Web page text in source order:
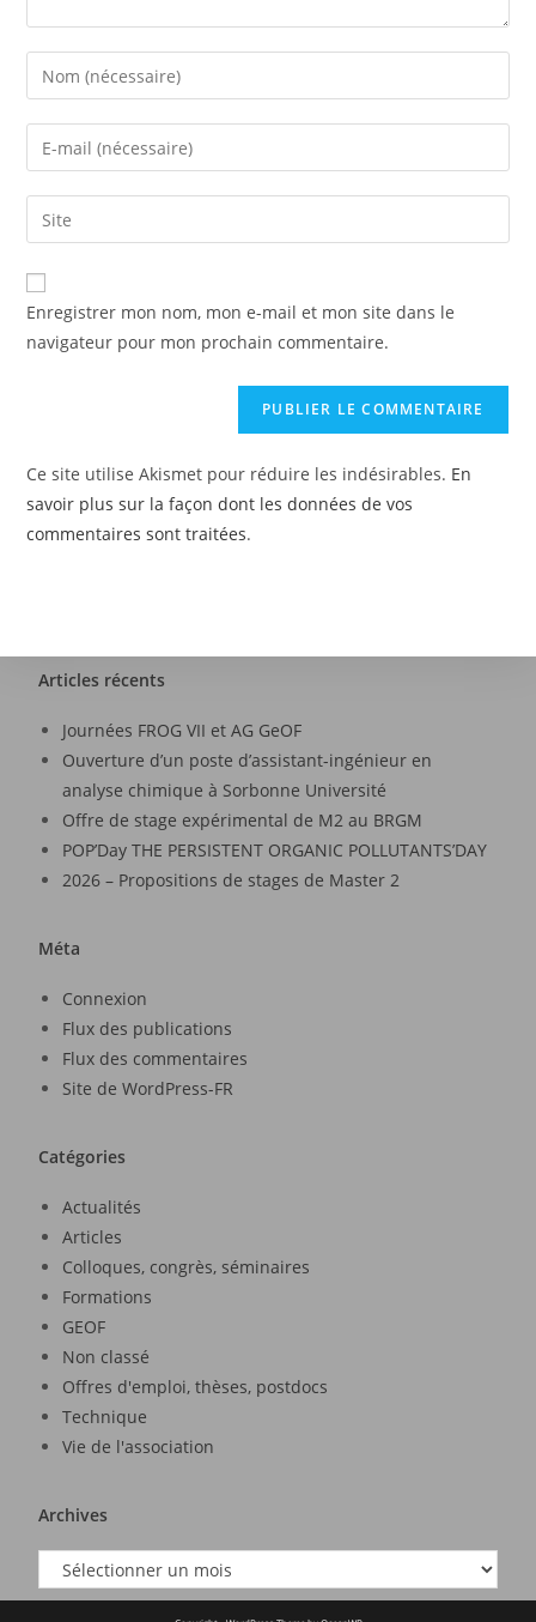
Enregistrer mon nom, mon e-mail et mon site dans le
navigateur pour mon prochain commentaire.
Ce site utilise Akismet pour réduire les indésirables. En
savoir plus sur la façon dont les données de vos
commentaires sont traitées.
Articles récents
Journées FROG VII et AG GeOF
Ouverture d’un poste d’assistant-ingénieur en
analyse chimique à Sorbonne Université
Offre de stage expérimental de M2 au BRGM
POP’Day THE PERSISTENT ORGANIC POLLUTANTS’DAY
2026 – Propositions de stages de Master 2
Méta
Connexion
Flux des publications
Flux des commentaires
Site de WordPress-FR
Catégories
Actualités
Articles
Colloques, congrès, séminaires
Formations
GEOF
Non classé
Offres d'emploi, thèses, postdocs
Technique
Vie de l'association
Archives